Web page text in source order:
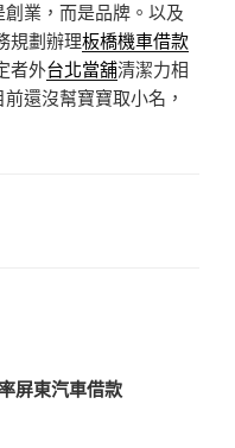
業，而是品牌。以及
規劃辦理板橋機車借款
者外台北當舖清潔力相
前還沒幫寶寶取小名，
屏東汽車借款